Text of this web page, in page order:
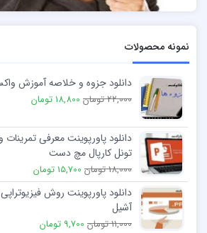
نمونه محصولات
دانلود جزوه و خلاصه آموزش
22,000 تومان 18,800 تومان
دانلود پاورپوینت معرفی
تونل کارپال مچ دست
18,000 تومان 15,700 تومان
دانلود پاورپوینت روش
آشیل
11,000 تومان 9,700 تومان